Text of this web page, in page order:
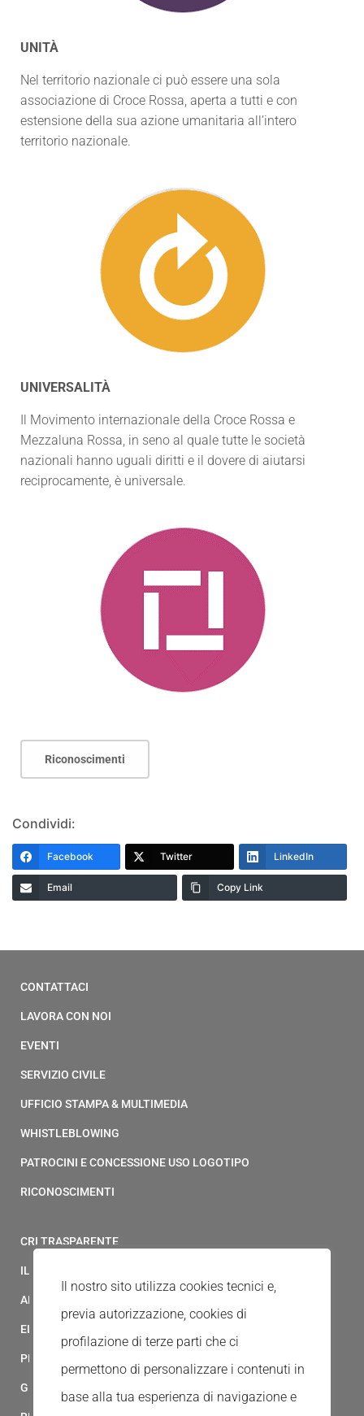
UNITÀ
Nel territorio nazionale ci può essere una sola
associazione di Croce Rossa, aperta a tutti e con
estensione della sua azione umanitaria all’intero
territorio nazionale.
UNIVERSALITÀ
Il Movimento internazionale della Croce Rossa e
Mezzaluna Rossa, in seno al quale tutte le società
nazionali hanno uguali diritti e il dovere di aiutarsi
reciprocamente, è universale.
Riconoscimenti
Condividi:
Facebook Twitter LinkedIn
Email Copy Link
CONTATTACI
LAVORA CON NOI
EVENTI
SERVIZIO CIVILE
UFFICIO STAMPA & MULTIMEDIA
WHISTLEBLOWING
PATROCINI E CONCESSIONE USO LOGOTIPO
RICONOSCIMENTI
CRI TRASPARENTE
IL MODELLO 231 DELLA CROCE ROSSA ITALIANA
ALBO FORNITORI
ELENCO AVVOCATI
PRIVACY
GESTIONALE GAIA
Il nostro sito utilizza cookies tecnici e,
previa autorizzazione, cookies di
profilazione di terze parti che ci
permettono di personalizzare i contenuti in
base alla tua esperienza di navigazione e